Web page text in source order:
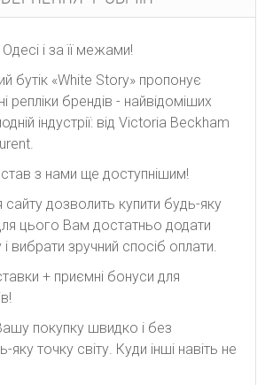
і за її межами!
бутік «White Story» пропонує
репліки брендів - найвідоміших
індустрії: від Victoria Beckham
став з нами ще доступнішим!
сайту дозволить купити будь-яку
цього Вам достатньо додати
вибрати зручний спосіб оплати.
+ приємні бонуси для
покупку швидко і без
точку світу. Куди інші навіть не